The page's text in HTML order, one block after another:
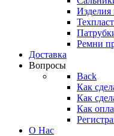
Ремни
Доставка
Вопросы
Back
Как
Как
Как
О Нас